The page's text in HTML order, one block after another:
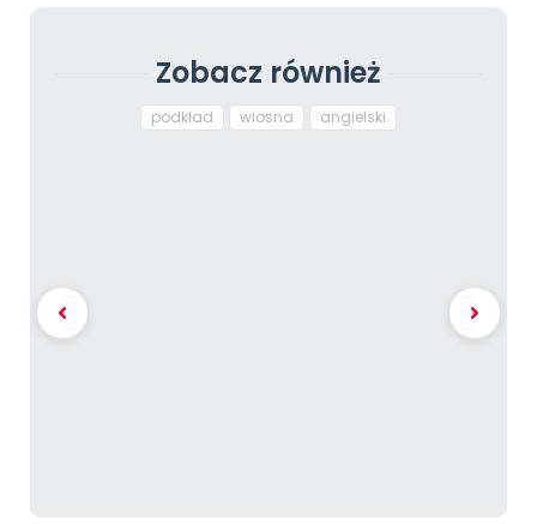
Zobacz również
podkład wiosna angielski